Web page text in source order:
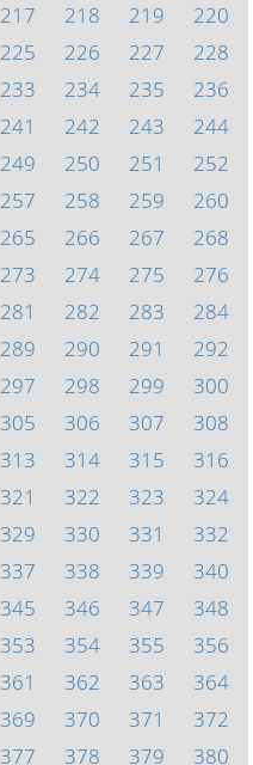
217 218 219
220
225 226 227
228
233 234 235
236
241 242 243
244
249 250 251
252
257 258 259
260
265 266 267
268
273 274 275
276
281 282 283
284
289 290 291
292
297 298 299
300
305 306 307
308
313 314 315
316
321 322 323
324
329 330 331
332
337 338 339
340
345 346 347
348
353 354 355
356
361 362 363
364
369 370 371
372
377 378 379 380